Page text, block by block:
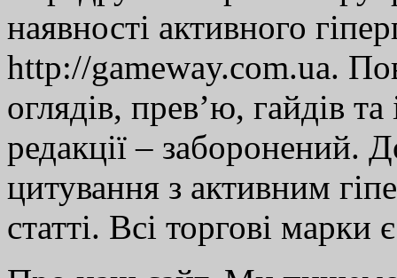
наявності активного
http://gameway.com.ua.
оглядів, прев’ю, гайдів
редакції – заборонений.
цитування з активним
статті. Всі торгові марки